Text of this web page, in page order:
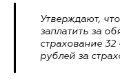
Утверждают,
заплатить за
страхование
рублей за